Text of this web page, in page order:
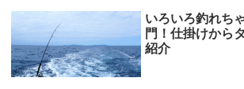
いろいろ釣れち
門！仕掛けから
紹介